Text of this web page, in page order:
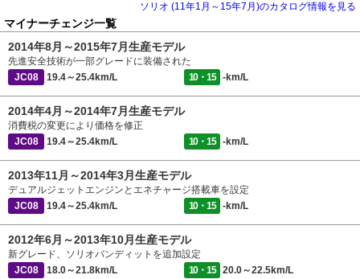
ソリオ (11年1月～15年7月)のカタログ情報を見る
マイナーチェンジ一覧
2014年8月～2015年7月生産モデル
先進安全技術が一部グレードに装備された
JC08
19.4～25.4km/L 10・15 -km/L
2014年4月～2014年7月生産モデル
消費税の変更により価格を修正
JC08
19.4～25.4km/L 10・15 -km/L
2013年11月～2014年3月生産モデル
デュアルジェットエンジンとエネチャージ搭載車を設定
JC08
19.4～25.4km/L 10・15 -km/L
2012年6月～2013年10月生産モデル
新グレード、ソリオバンディットを追加設定
JC08
18.0～21.8km/L 10・15 20.0～22.5km/L